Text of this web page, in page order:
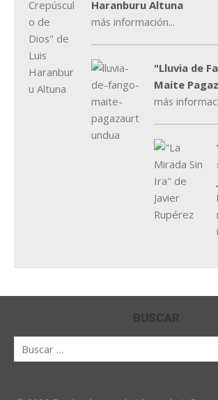
Haranburu Altuna
más información...
"Lluvia de
Maite
más
BUSCAR